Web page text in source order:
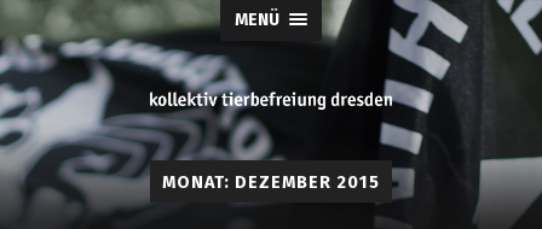
MENÜ
tierbefreiung
dresden
MONAT: DEZEMBER 2015